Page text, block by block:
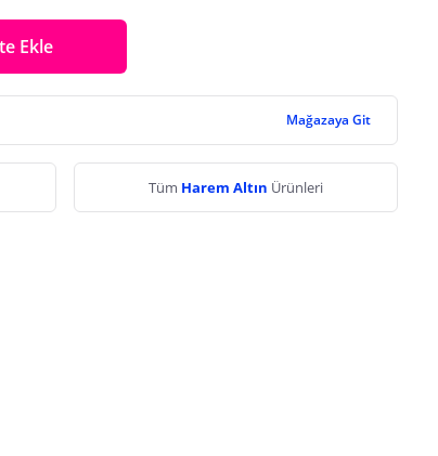
Ekle
Mağazaya Git
Tüm Harem Altın Ürünleri